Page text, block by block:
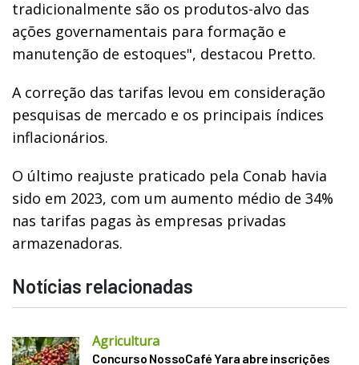
tradicionalmente são os produtos-alvo das
ações governamentais para formação e
manutenção de estoques", destacou Pretto.
A correção das tarifas levou em consideração
pesquisas de mercado e os principais índices
inflacionários.
O último reajuste praticado pela Conab havia
sido em 2023, com um aumento médio de 34%
nas tarifas pagas às empresas privadas
armazenadoras.
Notícias relacionadas
Agricultura
Concurso NossoCafé Yara abre inscrições